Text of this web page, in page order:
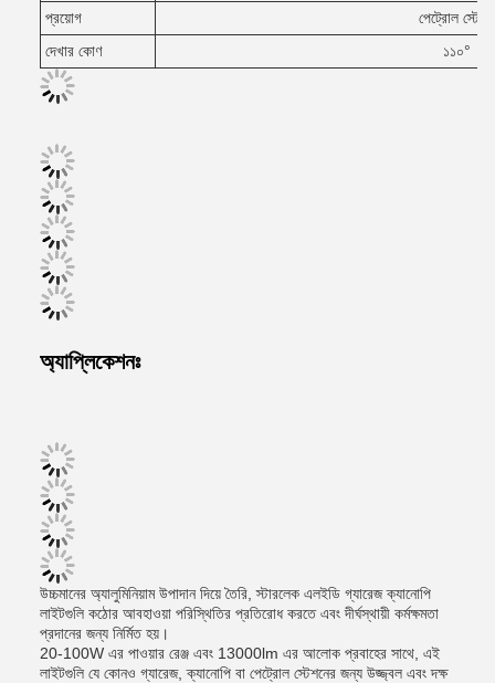
প্রয়োগ
পেট্রোল স্টেশন
দেখার কোণ
১১০°
অ্যাপ্লিকেশনঃ
উচ্চমানের অ্যালুমিনিয়াম উপাদান দিয়ে তৈরি, স্টারলেক এলইডি গ্যারেজ ক্যানোপি
লাইটগুলি কঠোর আবহাওয়া পরিস্থিতির প্রতিরোধ করতে এবং দীর্ঘস্থায়ী কর্মক্ষমতা
প্রদানের জন্য নির্মিত হয়।
20-100W এর পাওয়ার রেঞ্জ এবং 13000lm এর আলোক প্রবাহের সাথে, এই
লাইটগুলি যে কোনও গ্যারেজ, ক্যানোপি বা পেট্রোল স্টেশনের জন্য উজ্জ্বল এবং দক্ষ